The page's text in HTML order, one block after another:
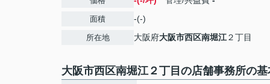
面積 -(-)
所在地 大阪府大阪市西区南堀江２丁目
大阪市西区南堀江２丁目の店舗事務所の